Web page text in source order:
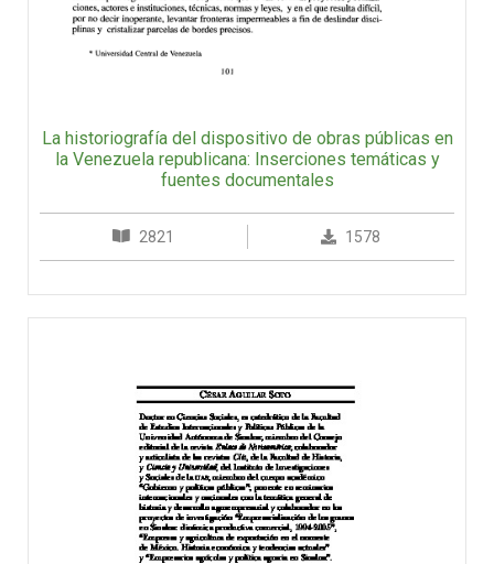
La historiografía del dispositivo de obras públicas en
la Venezuela republicana: Inserciones temáticas y
fuentes documentales
2821 1578